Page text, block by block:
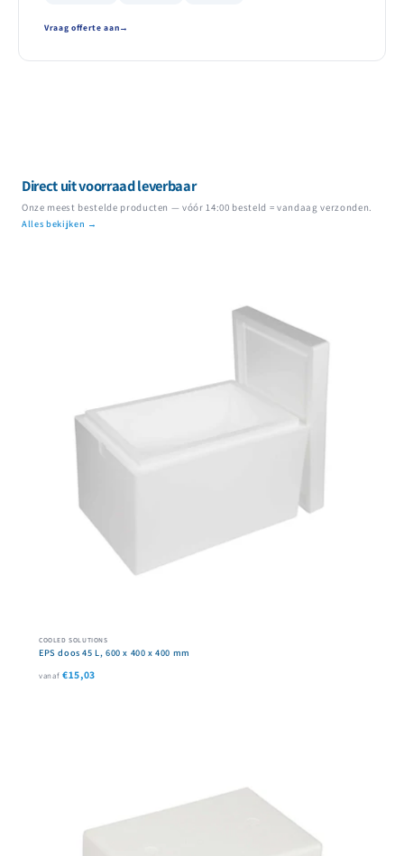
Vraag offerte aan
Direct uit voorraad leverbaar
Onze meest bestelde producten — vóór 14:00 besteld = vandaag verzonden.
Alles bekijken →
COOLED SOLUTIONS
EPS doos 45 L, 600 x 400 x 400 mm
vanaf €15,03